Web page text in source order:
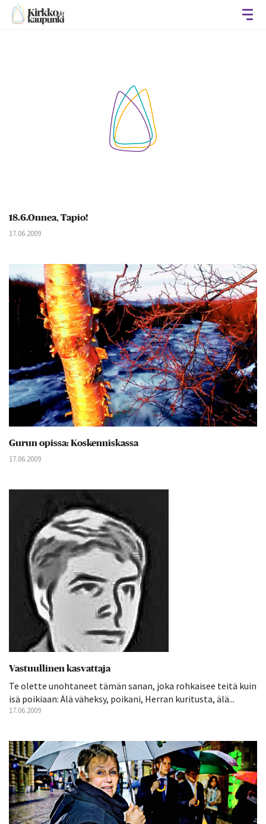
18.6.Onnea, Tapio!
17.06.2009
Gurun opissa: Koskenniskassa
17.06.2009
Vastuullinen kasvattaja
Te olette unohtaneet tämän sanan, joka rohkaisee teitä kuin
isä poikiaan: Älä väheksy, poikani, Herran kuritusta, älä...
17.06.2009